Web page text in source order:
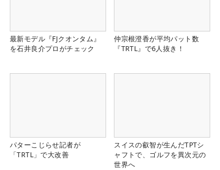
最新モデル『FJクオンタム』
を石井良介プロがチェック
仲宗根澄香が平均パット数
『TRTL』で6人抜き！
パターこじらせ記者が
「TRTL」で大改善
スイスの叡智が生んだTPTシ
ャフトで、ゴルフを異次元の
世界へ